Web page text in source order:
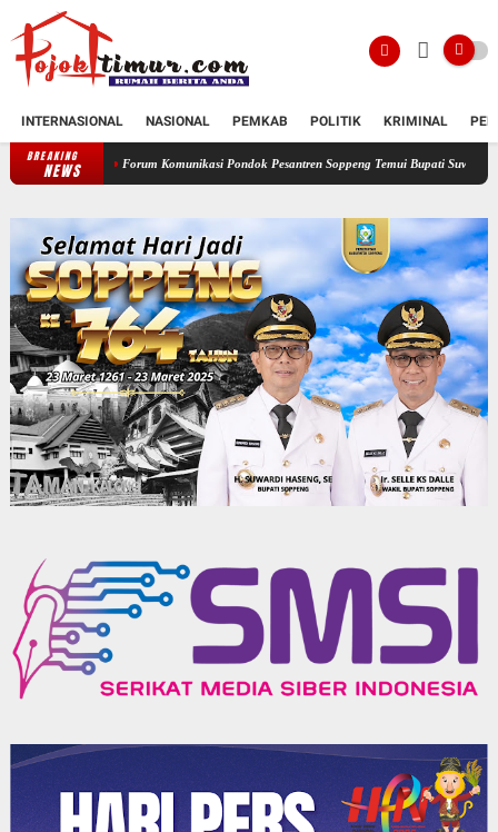
INTERNASIONAL NASIONAL PEMKAB POLITIK KRIMINAL
BREAKING
NEWS
Forum Komunikasi Pondok Pesantren Soppeng Temui Bupati Suwardi Haseng